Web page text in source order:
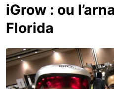
iGrow : ou
Florida